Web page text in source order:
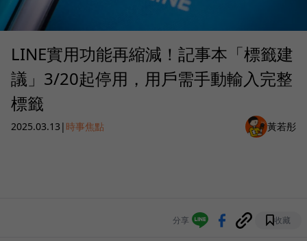
LINE實用功能再縮減！記事本「標籤建
議」3/20起停用，用戶需手動輸入完整
標籤
2025.03.13 | 時事焦點 黃若彤
分享 收藏